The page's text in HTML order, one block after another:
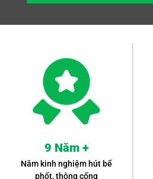
9 Năm +
Năm kinh nghiệm hút bể
phốt, thông cống